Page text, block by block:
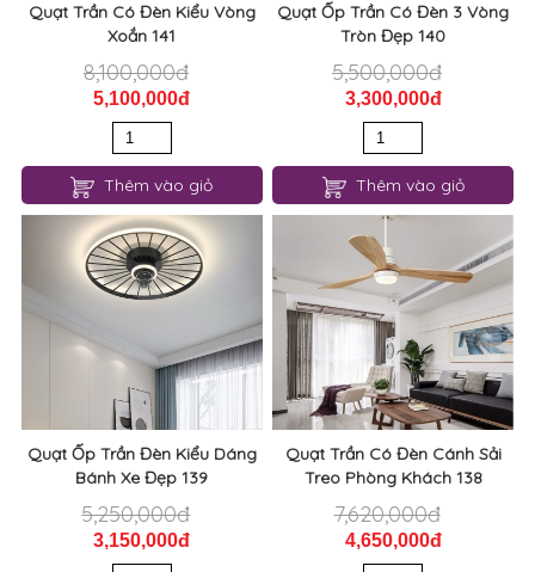
Quạt Trần Có Đèn Kiểu Vòng
Xoắn 141
8,100,000đ
5,100,000đ
Thêm vào giỏ
Quạt Ốp Trần Có Đèn 3 Vòng
Tròn Đẹp 140
5,500,000đ
3,300,000đ
Thêm vào giỏ
Quạt Ốp Trần Đèn Kiểu Dáng
Bánh Xe Đẹp 139
5,250,000đ
3,150,000đ
Quạt Trần Có Đèn Cánh Sải
Treo Phòng Khách 138
7,620,000đ
4,650,000đ